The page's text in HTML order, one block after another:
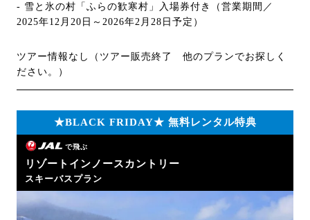
- 雪と氷の村「ふらの歓寒村」入場券付き（営業期間／
2025年12月20日～2026年2月28日予定）
ツアー情報なし（ツアー販売終了 他のプランでお探しく
ださい。）
★BLACK FRIDAY★ 無料レンタル特典
で飛ぶ
リゾートインノースカントリー
スキーバスプラン